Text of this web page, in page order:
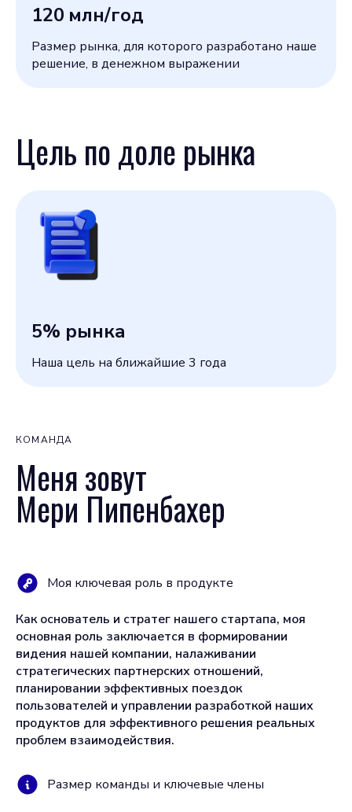
120 млн/год
Размер рынка, для которого разработано наше
решение, в денежном выражении
Цель по доле рынка
5% рынка
Наша цель на ближайшие 3 года
КОМАНДА
Меня зовут
Мери Пипенбахер
Моя ключевая роль в продукте
Как основатель и стратег нашего стартапа, моя
основная роль заключается в формировании
видения нашей компании, налаживании
стратегических партнерских отношений,
планировании эффективных поездок
пользователей и управлении разработкой наших
продуктов для эффективного решения реальных
проблем взаимодействия.
Размер команды и ключевые члены